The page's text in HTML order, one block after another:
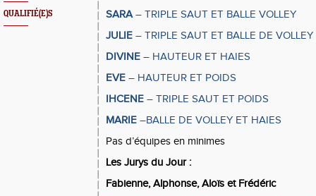
QUALIFIÉ(E)S
SARA– TRIPLE SAUT ET BALLE VOLLEY
JULIE – TRIPLE SAUT ET BALLE DE VOLLEY
DIVINE – HAUTEUR ET HAIES
EVE – HAUTEUR ET POIDS
IHCENE – TRIPLE SAUT ET POIDS
MARIE –BALLE DE VOLLEY ET HAIES
Pas d’équipes en minimes
Les Jurys du Jour :
Fabienne, Alphonse, Aloïs et Frédéric